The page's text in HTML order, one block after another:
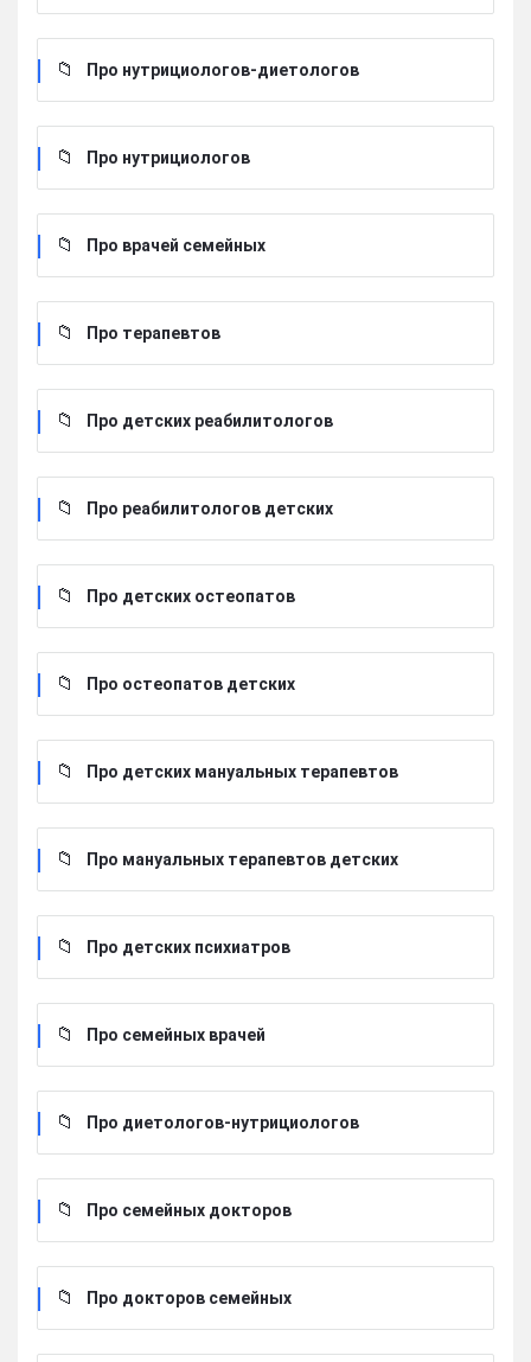
Про нутрициологов-диетологов
Про нутрициологов
Про врачей семейных
Про терапевтов
Про детских реабилитологов
Про реабилитологов детских
Про детских остеопатов
Про остеопатов детских
Про детских мануальных терапевтов
Про мануальных терапевтов детских
Про детских психиатров
Про семейных врачей
Про диетологов-нутрициологов
Про семейных докторов
Про докторов семейных